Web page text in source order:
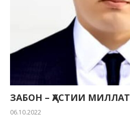
ЗАБОН – ҲАСТИИ МИЛЛАТ
06.10.2022